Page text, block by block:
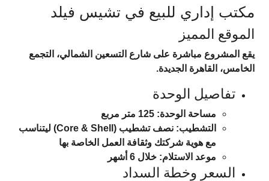
مكتب إداري للبيع في تشيس فيلد
الموقع المميز
يقع المشروع مباشرة على شارع التسعين الشمالي، التجمع
الخامس، القاهرة الجديدة.
تفاصيل الوحدة
مساحة الوحدة: 125 متر مربع
التشطيب: نصف تشطيب (Core & Shell) ليتناسب
مع هوية شركتك وثقافة العمل الخاصة بها
موعد الاستلام: خلال 6 أشهر
السعر وخطة السداد